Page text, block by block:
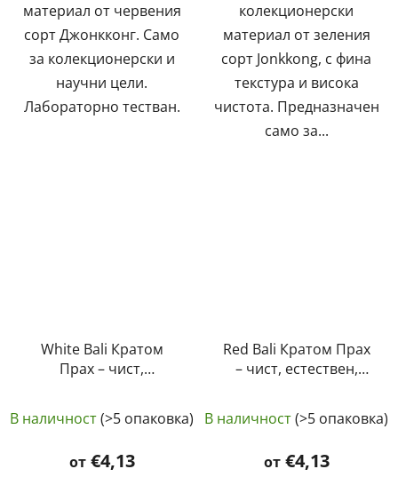
материал от червения
сорт Джонкконг. Само
за колекционерски и
научни цели.
Лабораторно тестван.
колекционерски
материал от зеления
сорт Jonkkong, с фина
текстура и висока
чистота. Предназначен
само за...
White Bali Кратом
Прах – чист,
| GreenGuru
оценка
на
В наличност(>5 опаковка)
от€4,13
Red Bali Кратом Прах
– чист, естествен,
оценка
на
В наличност(>5 опаковка)
от€4,13